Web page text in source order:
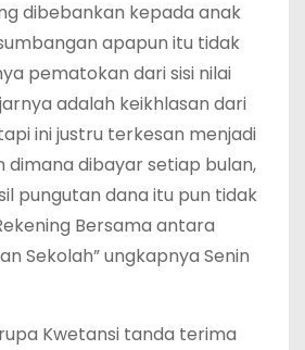
dibebankan kepada anak
apapun itu tidak
pematokan dari sisi nilai
adalah keikhlasan dari
ini justru terkesan menjadi
dimana dibayar setiap bulan,
pungutan dana itu pun tidak
Bersama antara
Sekolah” ungkapnya Senin
Kwetansi tanda terima